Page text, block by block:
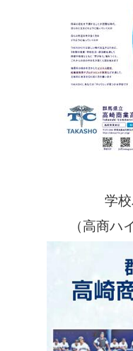
学
（高商ハ